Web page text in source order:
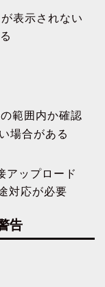
表示されない
範囲内か確認
場合がある
アップロード
対応が必要
告